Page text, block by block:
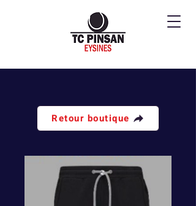
Retour boutique